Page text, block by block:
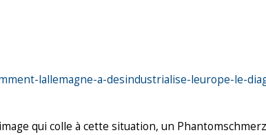
lallemagne-a-desindustrialise-leurope-le-
qui colle à cette situation, un